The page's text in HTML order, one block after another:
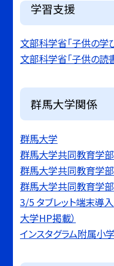
学習支援
文部科学省「子供の学
文部科学省「子供の読
群馬大学関係
群馬大学
群馬大学共同教育学
群馬大学共同教育学
群馬大学共同教育学
3/5 タブレット端末導
大学HP掲載）
インスタグラム附属小